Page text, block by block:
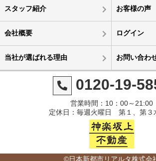
スタッフ紹介 お客様の声
会社概要 ログイン
当社が選ばれる理由 お問い合わ
0120-19-
営業時間：10：00～21:00
定休日：毎週火曜日 第１、第３
©日本新都市リアルタ株式会